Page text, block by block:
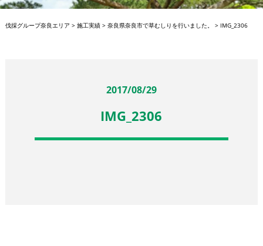
伐採グループ奈良エリア > 施工実績> 奈良県奈良市で草むしりを行いました。 > IMG_2306
2017/08/29
IMG_2306